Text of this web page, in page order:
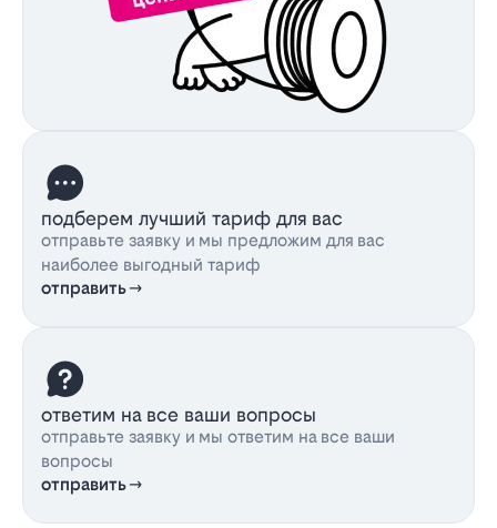
подберем лучший тариф для вас
отправьте заявку и мы предложим для вас
наиболее выгодный тариф
отправить
ответим на все ваши вопросы
отправьте заявку и мы ответим на все ваши
вопросы
отправить